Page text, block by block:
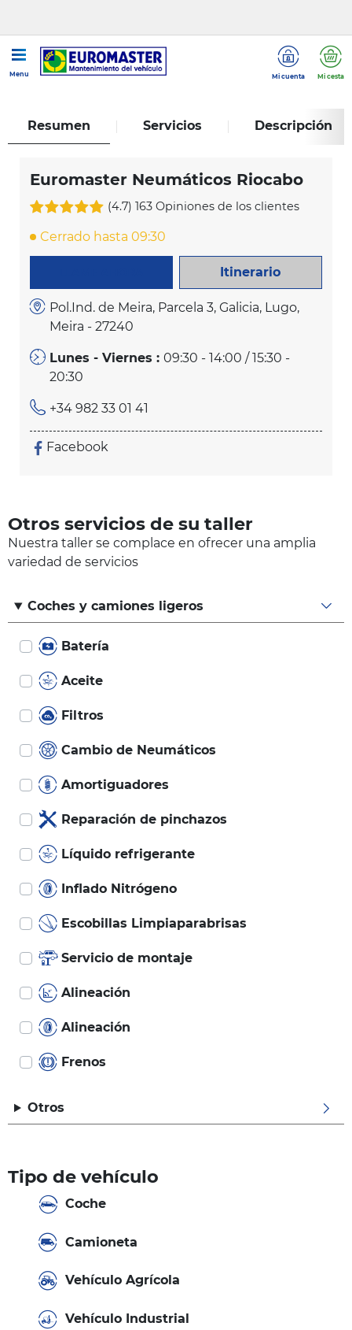
Menu Mi cuenta Mi cesta
Euromaster Neumáticos Riocabo
Resumen Servicios Descripción
Euromaster Neumáticos Riocabo
(4.7) 163 Opiniones de los clientes
Cerrado hasta 09:30
Itinerario
Pol.Ind. de Meira, Parcela 3, Galicia, Lugo,
Meira - 27240
Lunes - Viernes :09:30 - 14:00 / 15:30 -
20:30
+34 982 33 01 41
Facebook
Otros servicios de su taller
Nuestra taller se complace en ofrecer una amplia
variedad de servicios
Coches y camiones ligeros
Batería
Aceite
Filtros
Cambio de Neumáticos
Amortiguadores
Reparación de pinchazos
Líquido refrigerante
Inflado Nitrógeno
Escobillas Limpiaparabrisas
Servicio de montaje
Alineación
Alineación
Frenos
Otros
Tipo de vehículo
Coche
Camioneta
Vehículo Agrícola
Vehículo Industrial